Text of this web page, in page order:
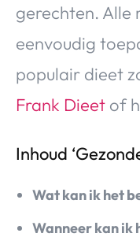
gerechten. Alle
eenvoudig
populair dieet
Frank Dieet of
Inhoud
Wat kan ik het
Wanneer kan ik